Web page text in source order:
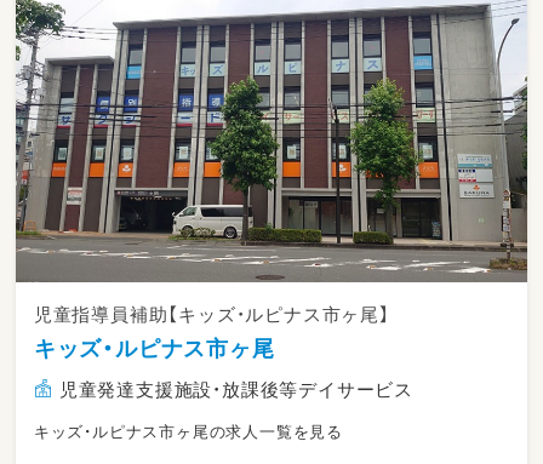
児童指導員補助【キッズ・ルピナス市ヶ尾】
キッズ・ルピナス市ヶ尾
児童発達支援施設・放課後等デイサービス
キッズ・ルピナス市ヶ尾の求人一覧を見る